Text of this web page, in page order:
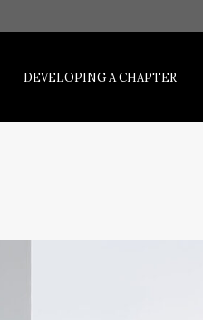
DEVELOPING A CHAPTER